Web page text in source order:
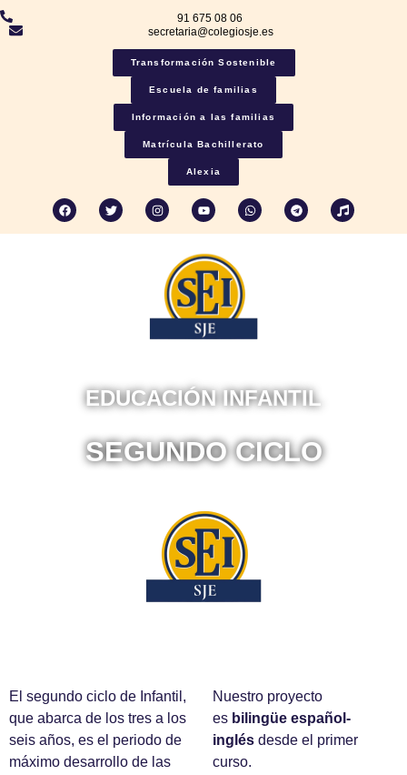
91 675 08 06
secretaria@colegiosje.es
Transformación Sostenible
Escuela de familias
Información a las familias
Matrícula Bachillerato
Alexia
EDUCACIÓN INFANTIL
SEGUNDO CICLO
El segundo ciclo de Infantil,
que abarca de los tres a los
seis años, es el periodo de
máximo desarrollo de las
Nuestro proyecto
es bilingüe español-
inglés desde el primer
curso.